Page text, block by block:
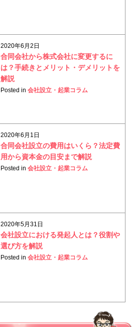
2020年6月2日
合同会社から株式会社に変更するに
は？手続きとメリット・デメリットを
解説
Posted in会社設立・起業コラム
2020年6月1日
合同会社設立の費用はいくら？法定費
用から資本金の目安まで解説
Posted in会社設立・起業コラム
2020年5月31日
会社設立における発起人とは？役割や
選び方を解説
Posted in会社設立・起業コラム